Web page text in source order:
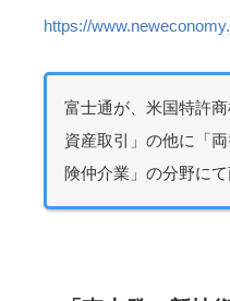
https://
富士通が、米国特許
資産取引」の他に「
険仲介業」の分野に